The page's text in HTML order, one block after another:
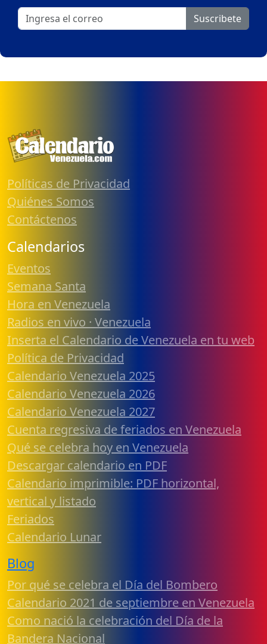
Suscribete
Políticas de Privacidad
Quiénes Somos
Contáctenos
Calendarios
Eventos
Semana Santa
Hora en Venezuela
Radios en vivo · Venezuela
Inserta el Calendario de Venezuela en tu web
Política de Privacidad
Calendario Venezuela 2025
Calendario Venezuela 2026
Calendario Venezuela 2027
Cuenta regresiva de feriados en Venezuela
Qué se celebra hoy en Venezuela
Descargar calendario en PDF
Calendario imprimible: PDF horizontal,
vertical y listado
Feriados
Calendario Lunar
Blog
Por qué se celebra el Día del Bombero
Calendario 2021 de septiembre en Venezuela
Como nació la celebración del Día de la
Bandera Nacional